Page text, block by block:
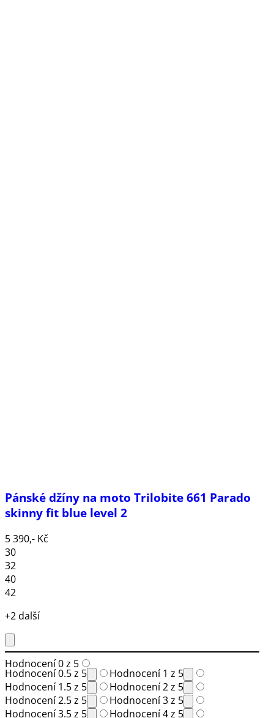
Pánské džíny na moto Trilobite 661 Parado
skinny fit blue level 2
5 390,- Kč
30
32
40
42
+2 další
Hodnocení 0 z 5
Hodnocení 0.5 z 5
Hodnocení 1 z 5
Hodnocení 1.5 z 5
Hodnocení 2 z 5
Hodnocení 2.5 z 5
Hodnocení 3 z 5
Hodnocení 3.5 z 5
Hodnocení 4 z 5